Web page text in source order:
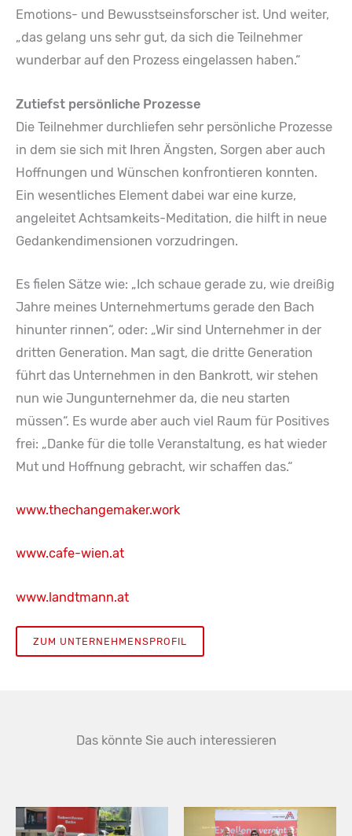
Emotions- und Bewusstseinsforscher ist. Und weiter,
„das gelang uns sehr gut, da sich die Teilnehmer
wunderbar auf den Prozess eingelassen haben.“
Zutiefst persönliche Prozesse
Die Teilnehmer durchliefen sehr persönliche Prozesse
in dem sie sich mit Ihren Ängsten, Sorgen aber auch
Hoffnungen und Wünschen konfrontieren konnten.
Ein wesentliches Element dabei war eine kurze,
angeleitet Achtsamkeits-Meditation, die hilft in neue
Gedankendimensionen vorzudringen.
Es fielen Sätze wie: „Ich schaue gerade zu, wie dreißig
Jahre meines Unternehmertums gerade den Bach
hinunter rinnen“, oder: „Wir sind Unternehmer in der
dritten Generation. Man sagt, die dritte Generation
führt das Unternehmen in den Bankrott, wir stehen
nun wie Jungunternehmer da, die neu starten
müssen“. Es wurde aber auch viel Raum für Positives
frei: „Danke für die tolle Veranstaltung, es hat wieder
Mut und Hoffnung gebracht, wir schaffen das.“
www.thechangemaker.work
www.cafe-wien.at
www.landtmann.at
ZUM UNTERNEHMENSPROFIL
Das könnte Sie auch interessieren